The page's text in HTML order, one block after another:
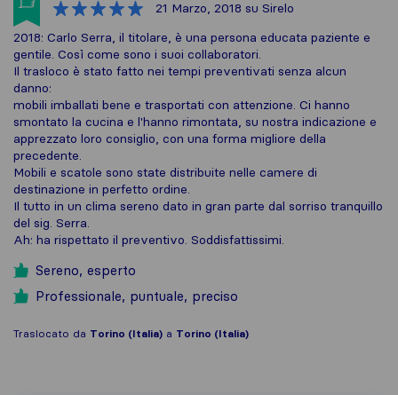
21 Marzo, 2018 su Sirelo
2018: Carlo Serra, il titolare, è una persona educata paziente e
gentile. Così come sono i suoi collaboratori.
Il trasloco è stato fatto nei tempi preventivati senza alcun
danno:
mobili imballati bene e trasportati con attenzione. Ci hanno
smontato la cucina e l'hanno rimontata, su nostra indicazione e
apprezzato loro consiglio, con una forma migliore della
precedente.
Mobili e scatole sono state distribuite nelle camere di
destinazione in perfetto ordine.
Il tutto in un clima sereno dato in gran parte dal sorriso tranquillo
del sig. Serra.
Ah: ha rispettato il preventivo. Soddisfattissimi.
Sereno, esperto
Professionale, puntuale, preciso
Traslocato da Torino (Italia) a Torino (Italia)